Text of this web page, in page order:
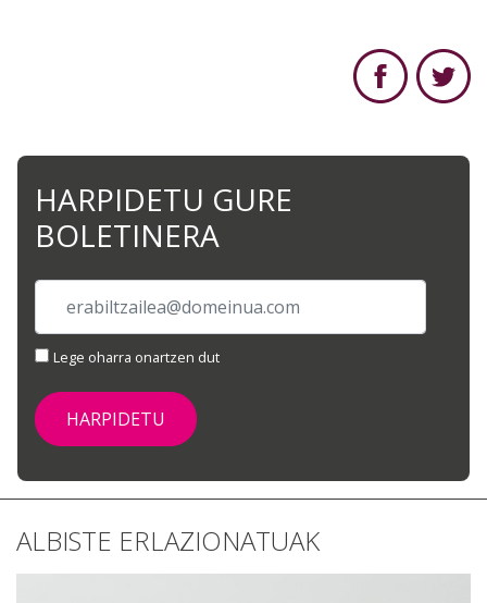
HARPIDETU GURE
BOLETINERA
Lege oharra onartzen dut
ALBISTE ERLAZIONATUAK